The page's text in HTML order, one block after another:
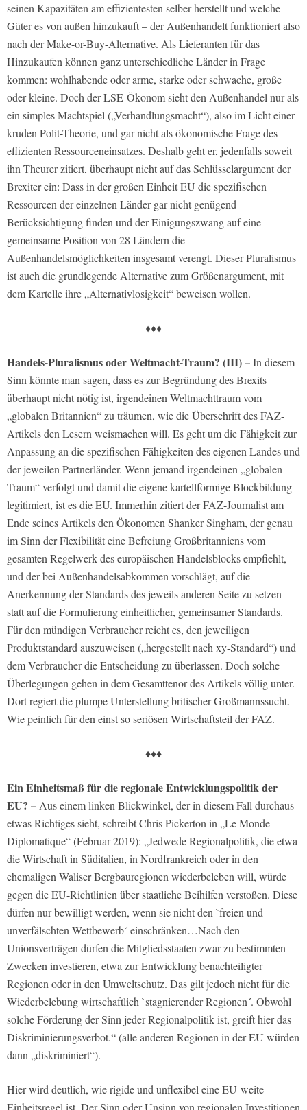
seinen Kapazitäten am effizientesten selber herstellt und welche
Güter es von außen hinzukauft – der Außenhandelt funktioniert also
nach der Make-or-Buy-Alternative. Als Lieferanten für das
Hinzukaufen können ganz unterschiedliche Länder in Frage
kommen: wohlhabende oder arme, starke oder schwache, große
oder kleine. Doch der LSE-Ökonom sieht den Außenhandel nur als
ein simples Machtspiel („Verhandlungsmacht“), also im Licht einer
kruden Polit-Theorie, und gar nicht als ökonomische Frage des
effizienten Ressourceneinsatzes. Deshalb geht er, jedenfalls soweit
ihn Theurer zitiert, überhaupt nicht auf das Schlüsselargument der
Brexiter ein: Dass in der großen Einheit EU die spezifischen
Ressourcen der einzelnen Länder gar nicht genügend
Berücksichtigung finden und der Einigungszwang auf eine
gemeinsame Position von 28 Ländern die
Außenhandelsmöglichkeiten insgesamt verengt. Dieser Pluralismus
ist auch die grundlegende Alternative zum Größenargument, mit
dem Kartelle ihre „Alternativlosigkeit“ beweisen wollen.
♦♦♦
Handels-Pluralismus oder Weltmacht-Traum? (III) –In diesem
Sinn könnte man sagen, dass es zur Begründung des Brexits
überhaupt nicht nötig ist, irgendeinen Weltmachttraum vom
„globalen Britannien“ zu träumen, wie die Überschrift des FAZ-
Artikels den Lesern weismachen will. Es geht um die Fähigkeit zur
Anpassung an die spezifischen Fähigkeiten des eigenen Landes und
der jeweilen Partnerländer. Wenn jemand irgendeinen „globalen
Traum“ verfolgt und damit die eigene kartellförmige Blockbildung
legitimiert, ist es die EU. Immerhin zitiert der FAZ-Journalist am
Ende seines Artikels den Ökonomen Shanker Singham, der genau
im Sinn der Flexibilität eine Befreiung Großbritanniens vom
gesamten Regelwerk des europäischen Handelsblocks empfiehlt,
und der bei Außenhandelsabkommen vorschlägt, auf die
Anerkennung der Standards des jeweils anderen Seite zu setzen
statt auf die Formulierung einheitlicher, gemeinsamer Standards.
Für den mündigen Verbraucher reicht es, den jeweiligen
Produktstandard auszuweisen („hergestellt nach xy-Standard“) und
dem Verbraucher die Entscheidung zu überlassen. Doch solche
Überlegungen gehen in dem Gesamttenor des Artikels völlig unter.
Dort regiert die plumpe Unterstellung britischer Großmannssucht.
Wie peinlich für den einst so seriösen Wirtschaftsteil der FAZ.
♦♦♦
Ein Einheitsmaß für die regionale Entwicklungspolitik der
EU? – Aus einem linken Blickwinkel, der in diesem Fall durchaus
etwas Richtiges sieht, schreibt Chris Pickerton in „Le Monde
Diplomatique“ (Februar 2019): „Jedwede Regionalpolitik, die etwa
die Wirtschaft in Süditalien, in Nordfrankreich oder in den
ehemaligen Waliser Bergbauregionen wiederbeleben will, würde
gegen die EU-Richtlinien über staatliche Beihilfen verstoßen. Diese
dürfen nur bewilligt werden, wenn sie nicht den `freien und
unverfälschten Wettbewerb´ einschränken…Nach den
Unionsverträgen dürfen die Mitgliedsstaaten zwar zu bestimmten
Zwecken investieren, etwa zur Entwicklung benachteiligter
Regionen oder in den Umweltschutz. Das gilt jedoch nicht für die
Wiederbelebung wirtschaftlich `stagnierender Regionen´. Obwohl
solche Förderung der Sinn jeder Regionalpolitik ist, greift hier das
Diskriminierungsverbot.“ (alle anderen Regionen in der EU würden
dann „diskriminiert“).
Hier wird deutlich, wie rigide und unflexibel eine EU-weite
Einheitsregel ist. Der Sinn oder Unsinn von regionalen Investitionen